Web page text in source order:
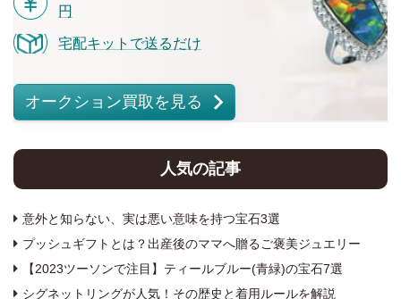
円
宅配キットで送るだけ
オークション買取を見る
人気の記事
意外と知らない、実は悪い意味を持つ宝石3選
プッシュギフトとは？出産後のママへ贈るご褒美ジュエリー
【2023ツーソンで注目】ティールブルー(青緑)の宝石7選
シグネットリングが人気！その歴史と着用ルールを解説